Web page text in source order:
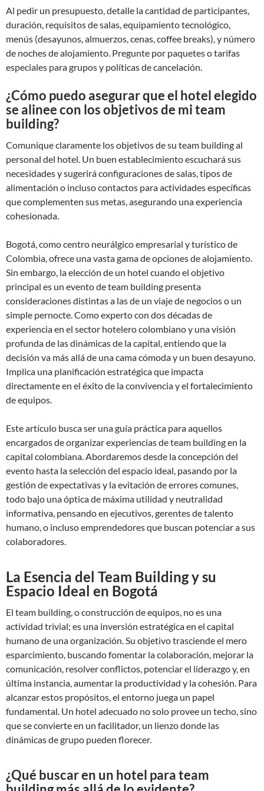
Al pedir un presupuesto, detalle la cantidad de participantes,
duración, requisitos de salas, equipamiento tecnológico,
menús (desayunos, almuerzos, cenas, coffee breaks), y número
de noches de alojamiento. Pregunte por paquetes o tarifas
especiales para grupos y políticas de cancelación.
¿Cómo puedo asegurar que el hotel elegido
se alinee con los objetivos de mi team
building?
Comunique claramente los objetivos de su team building al
personal del hotel. Un buen establecimiento escuchará sus
necesidades y sugerirá configuraciones de salas, tipos de
alimentación o incluso contactos para actividades específicas
que complementen sus metas, asegurando una experiencia
cohesionada.
Bogotá, como centro neurálgico empresarial y turístico de
Colombia, ofrece una vasta gama de opciones de alojamiento.
Sin embargo, la elección de un hotel cuando el objetivo
principal es un evento de team building presenta
consideraciones distintas a las de un viaje de negocios o un
simple pernocte. Como experto con dos décadas de
experiencia en el sector hotelero colombiano y una visión
profunda de las dinámicas de la capital, entiendo que la
decisión va más allá de una cama cómoda y un buen desayuno.
Implica una planificación estratégica que impacta
directamente en el éxito de la convivencia y el fortalecimiento
de equipos.
Este artículo busca ser una guía práctica para aquellos
encargados de organizar experiencias de team building en la
capital colombiana. Abordaremos desde la concepción del
evento hasta la selección del espacio ideal, pasando por la
gestión de expectativas y la evitación de errores comunes,
todo bajo una óptica de máxima utilidad y neutralidad
informativa, pensando en ejecutivos, gerentes de talento
humano, o incluso emprendedores que buscan potenciar a sus
colaboradores.
La Esencia del Team Building y su
Espacio Ideal en Bogotá
El team building, o construcción de equipos, no es una
actividad trivial; es una inversión estratégica en el capital
humano de una organización. Su objetivo trasciende el mero
esparcimiento, buscando fomentar la colaboración, mejorar la
comunicación, resolver conflictos, potenciar el liderazgo y, en
última instancia, aumentar la productividad y la cohesión. Para
alcanzar estos propósitos, el entorno juega un papel
fundamental. Un hotel adecuado no solo provee un techo, sino
que se convierte en un facilitador, un lienzo donde las
dinámicas de grupo pueden florecer.
¿Qué buscar en un hotel para team